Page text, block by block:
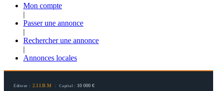
Mon compte
|
Passer une annonce
|
Rechercher une annonce
|
Annonces locales
Éditeur : 2.I.I.B.M Capital : 10 000 €